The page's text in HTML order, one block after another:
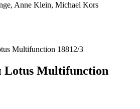
Anne Klein, Michael Kors
Multifunction 18812/3
Multifunction